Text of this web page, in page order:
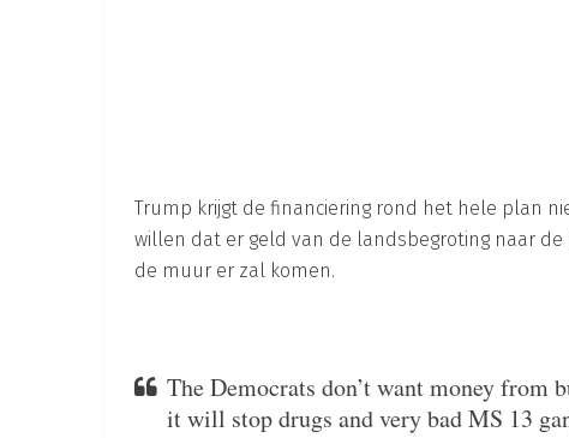
Trump krijgt de financiering rond het hele plan
willen dat er geld van de landsbegroting naar
de muur er zal komen.
The Democrats don’t want money from
it will stop drugs and very bad MS 13